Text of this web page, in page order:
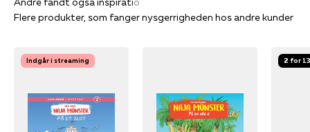
Flere produkter, som fanger nysgerrigheden hos andre kunder
Indgår i streaming 2 for